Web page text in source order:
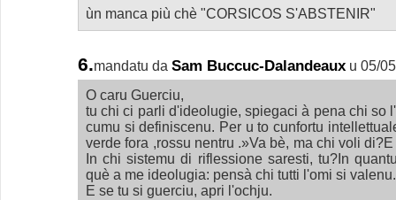
ùn manca più chè "CORSICOS S'ABSTENIR"
6.mandatu da Sam Buccuc-Dalandeaux u 05/
O caru Guerciu,
tu chi ci parli d'ideolugie, spiegaci à pena chi so
cumu si definiscenu. Per u to cunfortu
verde fora ,rossu nentru .»Va bè, ma chi voli
In chi sistemu di riflessione saresti, tu?In
què a me ideolugia: pensà chi tutti l'omi si valenu.
E se tu si guerciu, apri l'ochju.